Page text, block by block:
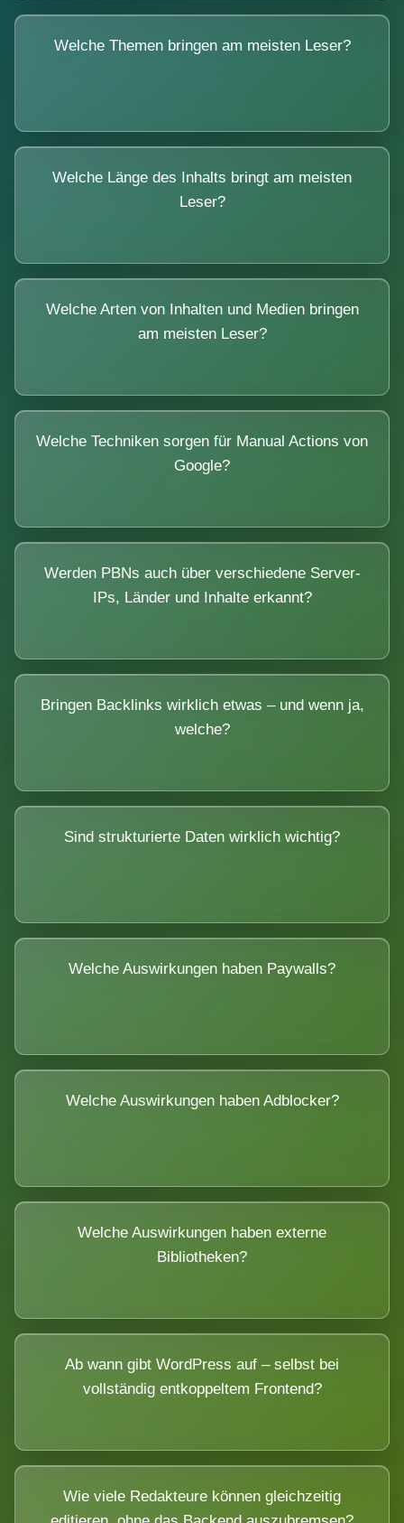
Welche Themen bringen am meisten Leser?
Welche Länge des Inhalts bringt am meisten
Leser?
Welche Arten von Inhalten und Medien bringen
am meisten Leser?
Welche Techniken sorgen für Manual Actions von
Google?
Werden PBNs auch über verschiedene Server-
IPs, Länder und Inhalte erkannt?
Bringen Backlinks wirklich etwas – und wenn ja,
welche?
Sind strukturierte Daten wirklich wichtig?
Welche Auswirkungen haben Paywalls?
Welche Auswirkungen haben Adblocker?
Welche Auswirkungen haben externe
Bibliotheken?
Ab wann gibt WordPress auf – selbst bei
vollständig entkoppeltem Frontend?
Wie viele Redakteure können gleichzeitig